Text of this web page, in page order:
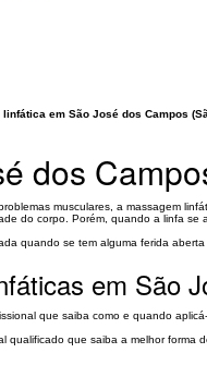
linfática em São José dos Campos
dos
musculares, a massagem
do corpo. Porém, quando a linfa
quando se tem alguma ferida
em São
que saiba como e quando
que saiba a melhor forma